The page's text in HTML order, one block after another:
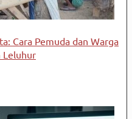
Cara Pemuda dan Warga
Leluhur